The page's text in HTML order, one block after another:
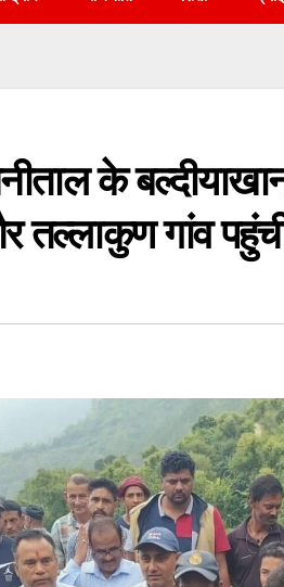
के
गांव